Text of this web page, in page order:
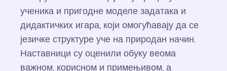
ученика и пригодне моделе задатака и
дидактичких игара, који омогућавају да се
језичке структуре уче на природан начин.
Наставници су оценили обуку веома
важном, корисном и примењивом, а